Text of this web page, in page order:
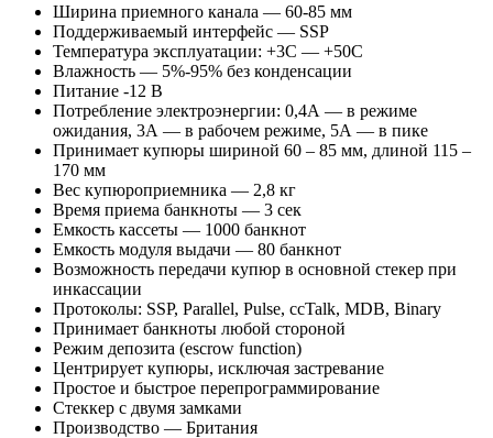
Ширина приемного канала — 60-85 мм
Поддерживаемый интерфейс — SSP
Температура эксплуатации: +3С — +50С
Влажность — 5%-95% без конденсации
Питание -12 В
Потребление электроэнергии: 0,4А — в режиме
ожидания, 3А — в рабочем режиме, 5А — в пике
Принимает купюры шириной 60 – 85 мм, длиной 115 –
170 мм
Вес купюроприемника — 2,8 кг
Время приема банкноты — 3 сек
Емкость кассеты — 1000 банкнот
Емкость модуля выдачи — 80 банкнот
Возможность передачи купюр в основной стекер при
инкассации
Протоколы: SSP, Parallel, Pulse, ссTalk, MDB, Binary
Принимает банкноты любой стороной
Режим депозита (escrow function)
Центрирует купюры, исключая застревание
Простое и быстрое перепрограммирование
Стеккер с двумя замками
Производство — Британия